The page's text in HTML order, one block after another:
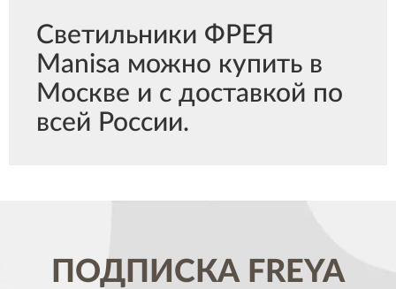
Светильники ФРЕЯ
Manisa можно купить в
Москве и с доставкой по
всей России.
ПОДПИСКА FREYA